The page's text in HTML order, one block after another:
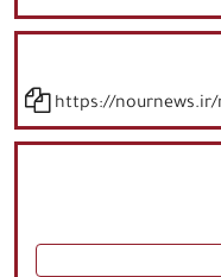
https://nournews.ir/